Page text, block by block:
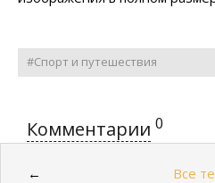
#Спорт и путешествия
Комментарии 0
← Все